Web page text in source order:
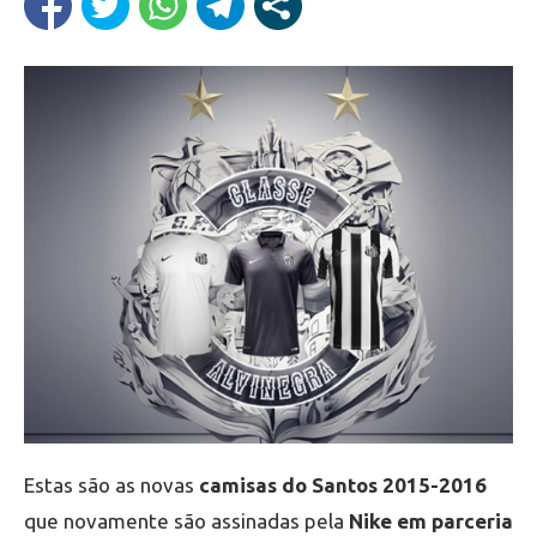
Estas são as novas camisas do Santos 2015-2016
que novamente são assinadas pela Nike em parceria